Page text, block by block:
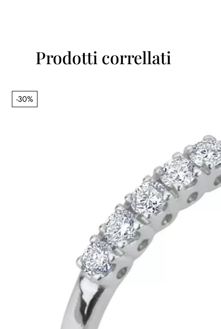
Prodotti correllati
-30%